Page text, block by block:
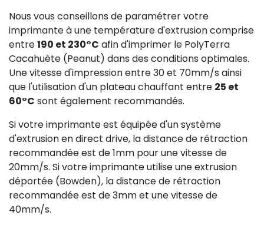
Nous vous conseillons de paramétrer votre
imprimante à une température d'extrusion comprise
entre190 et 230°C afin d'imprimer le PolyTerra
Cacahuète (Peanut) dans des conditions optimales.
Une vitesse d'impression entre 30 et 70mm/s ainsi
que l'utilisation d'un plateau chauffant entre 25 et
60°C sont également recommandés.
Si votre imprimante est équipée d'un système
d'extrusion en direct drive, la distance de rétraction
recommandée est de 1mm pour une vitesse de
20mm/s. Si votre imprimante utilise une extrusion
déportée (Bowden), la distance de rétraction
recommandée est de 3mm et une vitesse de
40mm/s.